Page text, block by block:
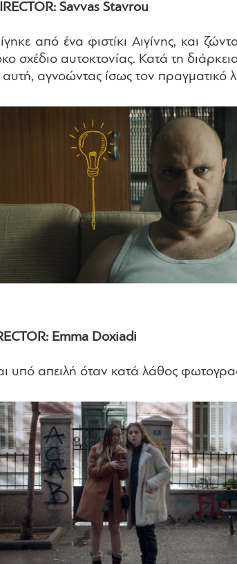
Savvas Stavrou
από ένα φιστίκι Αιγίνης, και
σχέδιο αυτοκτονίας. Κατά τη
αγνοώντας ίσως τον πραγματικό
Emma Doxiadi
υπό απειλή όταν κατά λάθος